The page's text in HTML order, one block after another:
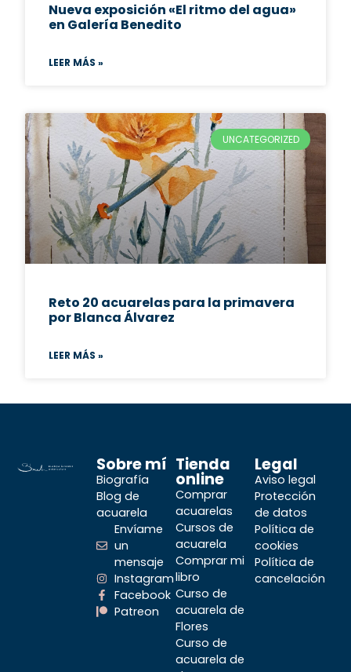
Nueva exposición «El ritmo del agua»
en Galería Benedito
LEER MÁS »
UNCATEGORIZED
Reto 20 acuarelas para la primavera
por Blanca Álvarez
LEER MÁS »
Sobre mí
Biografía
Blog de
acuarela
Envíame
un
mensaje
Instagram
Facebook
Patreon
Tienda
online
Comprar
acuarelas
Cursos de
acuarela
Comprar mi
libro
Curso de
acuarela de
Flores
Curso de
acuarela de
Legal
Aviso legal
Protección
de datos
Política de
cookies
Política de
cancelación